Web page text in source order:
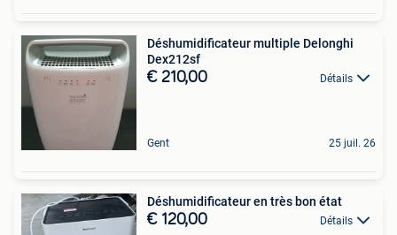
Déshumidificateur multiple Delonghi
Dex212sf
€ 210,00 Détails
Gent 25 juil. 26
Déshumidificateur en très bon état
€ 120,00 Détails